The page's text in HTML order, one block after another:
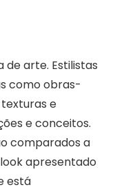
de arte. Estilistas
como obras-
e
e conceitos.
comparados a
apresentado
está